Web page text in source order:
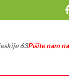
63Pišite nam